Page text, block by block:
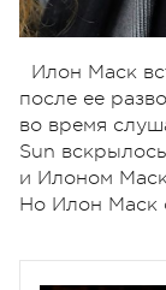
Илон Маск
после ее
во время
Sun
и Илоном
Но Илон Маск